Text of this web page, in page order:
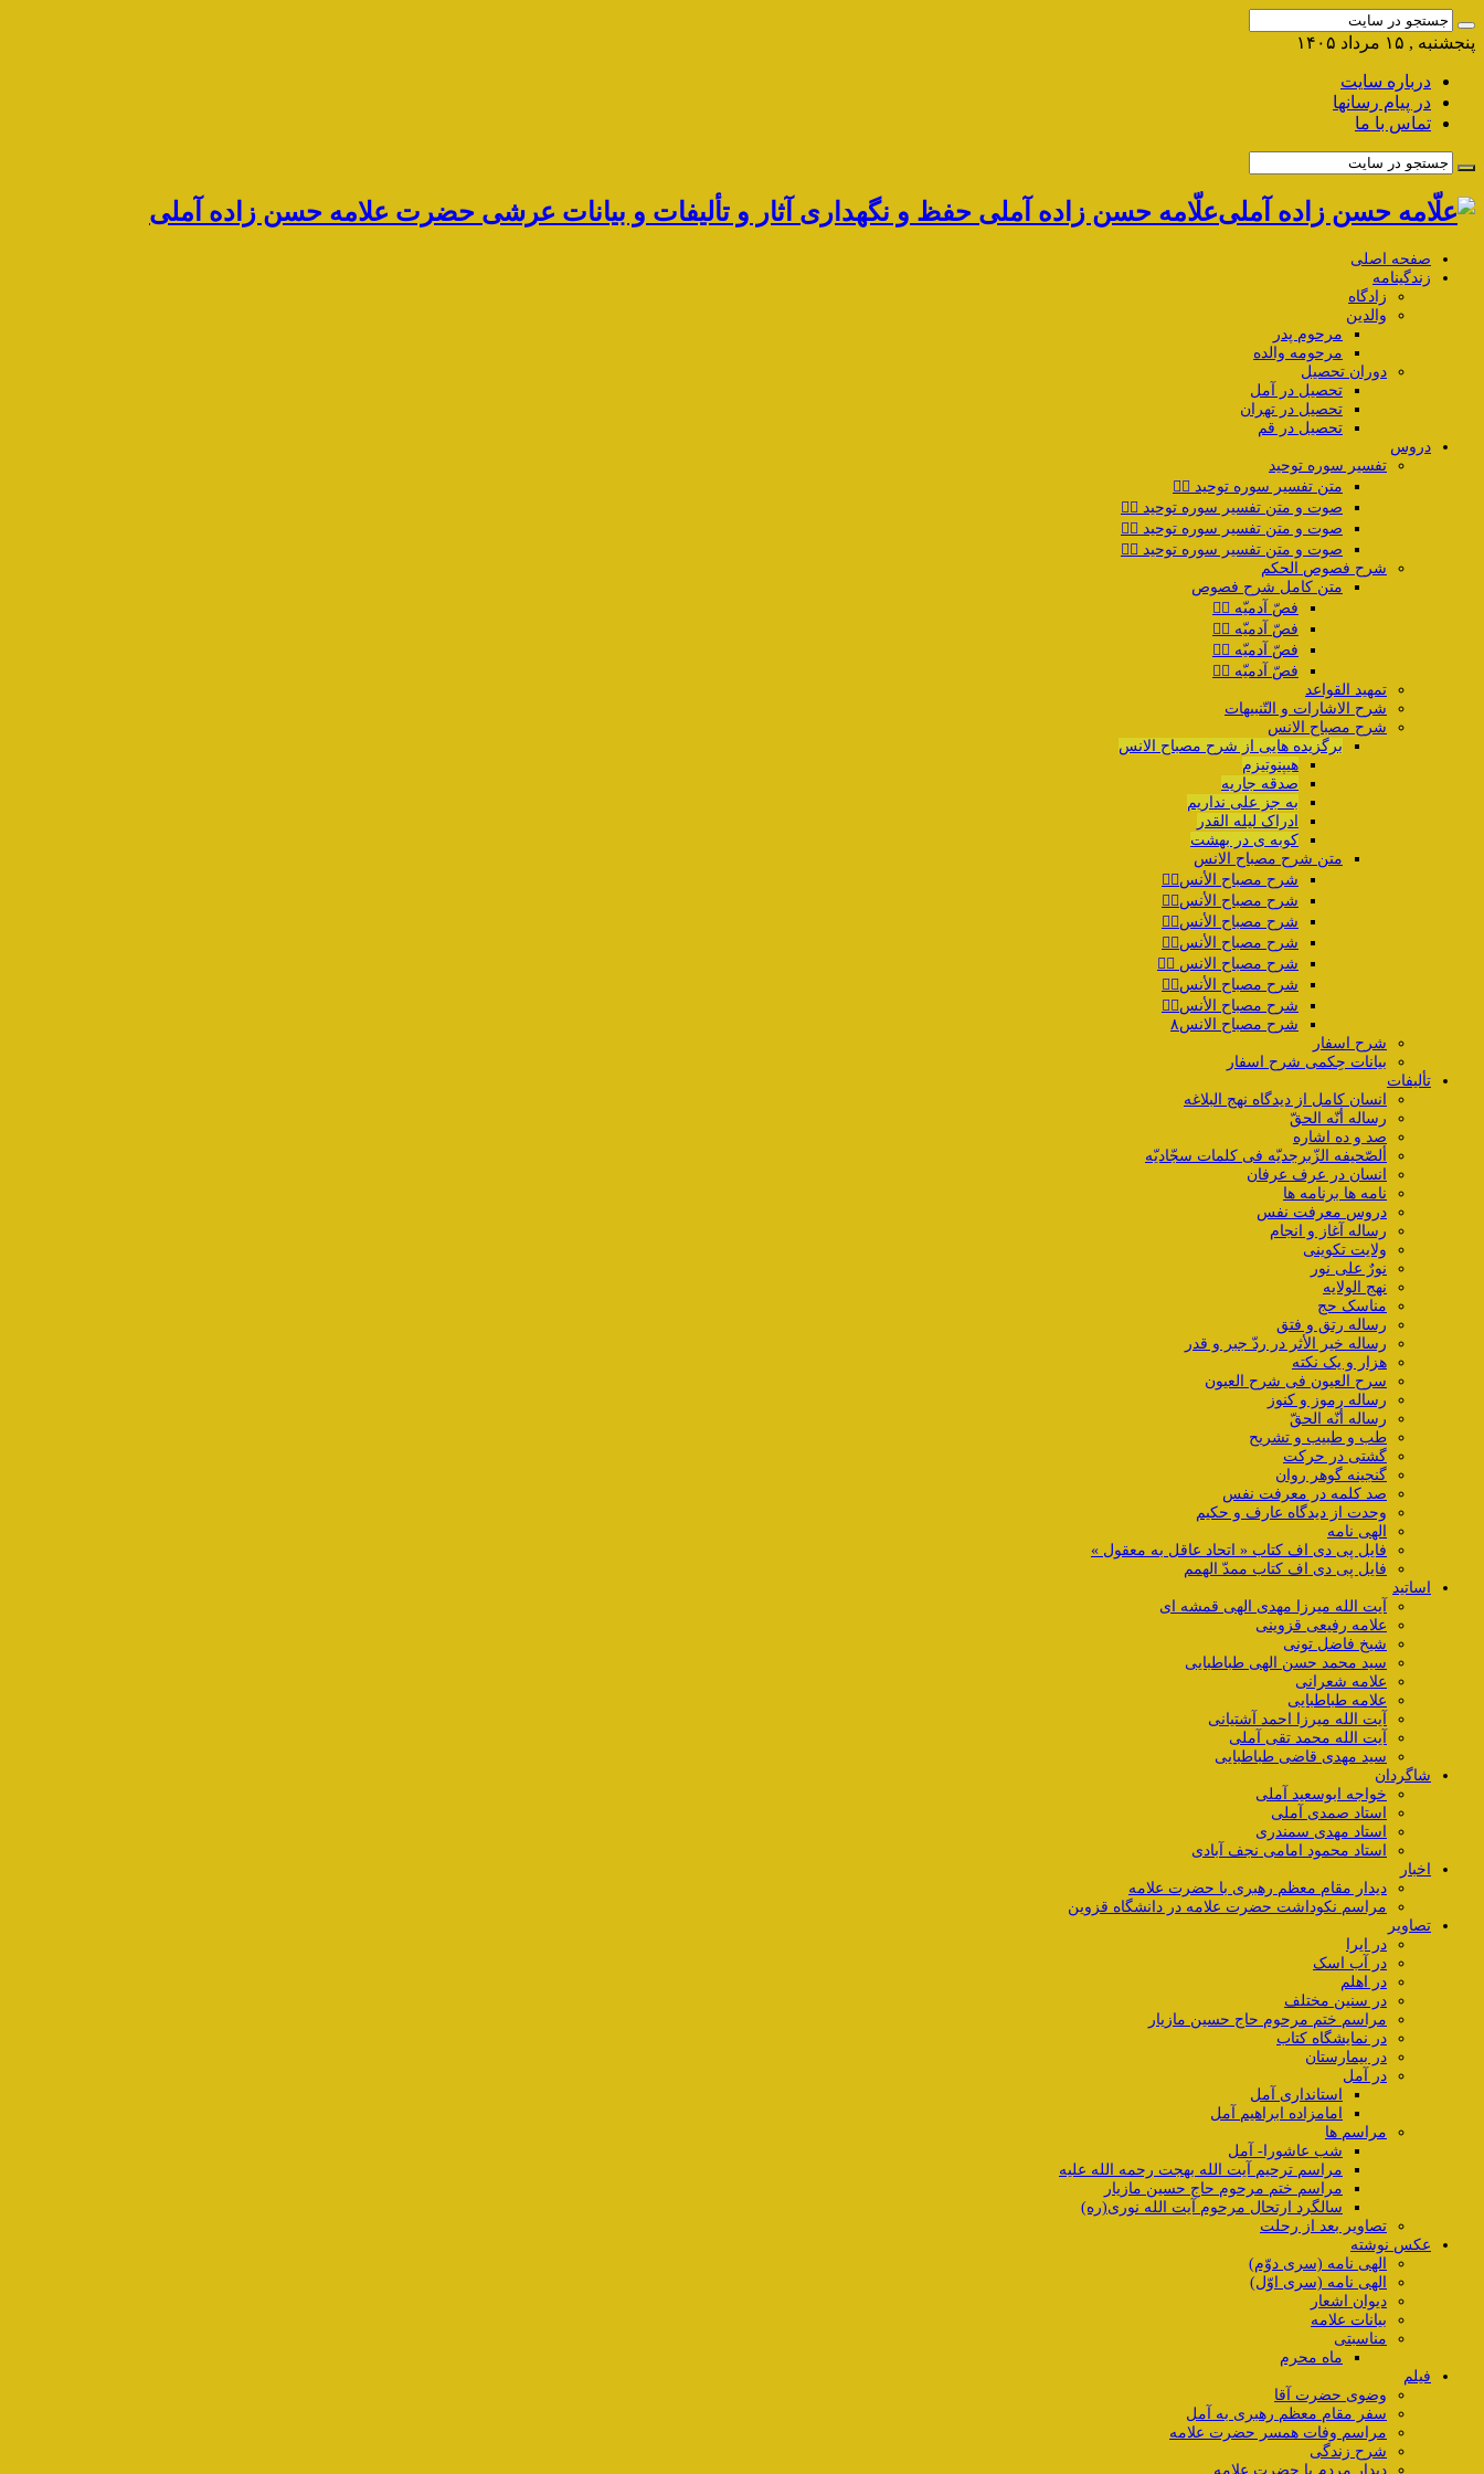
پنجشنبه , ۱۵ مرداد ۱۴۰۵
درباره سایت
در پیام رسانها
تماس با ما
علّامه حسن زاده آملی حفظ و نگهداری آثار و تألیفات و بیانات عرشی حضرت علامه حسن زاده آملی
صفحه اصلی
زندگینامه
زادگاه
والدین
مرحوم پدر
مرحومه والده
دوران تحصیل
تحصیل در آمل
تحصیل در تهران
تحصیل در قم
دروس
تفسیر سوره توحید
متن تفسیر سوره توحید ۱️⃣
صوت و متن تفسیر سوره توحید ۲️⃣
صوت و متن تفسیر سوره توحید ۳️⃣
صوت و متن تفسیر سوره توحید ۴️⃣
شرح فصوص الحکم
متن کامل شرح فصوص
فصّ آدمیّه ۱️⃣
فصّ آدمیّه ۲️⃣
فصّ آدمیّه ۳️⃣
فصّ آدمیّه ۴️⃣
تمهید القواعد
شرح الاشارات و التّنبیهات
شرح مصباح الانس
برگزیده هایی از شرح مصباح الانس
هیپنوتیزم
صدقه جاریه
به جز علی نداریم
ادراک لیله القدر
کوبه ی در بهشت
متن شرح مصباح الانس
شرح مصباح الأنس۱️⃣
شرح مصباح الأنس۲️⃣
شرح مصباح الأنس۳️⃣
شرح مصباح الأنس۴️⃣
شرح مصباح الانس ۵️⃣
شرح مصباح الأنس۶️⃣
شرح مصباح الأنس۷️⃣
شرح مصباح الانس۸
شرح اسفار
بیانات حِکمی شرح اسفار
تألیفات
انسان کامل از دیدگاه نهج البلاغه
رساله أنّه الحقّ
صد و ده اشاره
ألصّحیفه الزّبرجدیّه فی کلمات سجّادیّه
انسان در عرف عرفان
نامه ها برنامه ها
دروس معرفت نفس
رساله آغاز و انجام
ولایت تکوینی
نورٌ علی نور
نهج الولایه
مناسک حج
رساله رتق و فتق
رساله خیر الأثر در ردّ جبر و قدر
هزار و یک نکته
سرح العیون فی شرح العیون
رساله رموز و کنوز
رساله أنّه الحقّ
طب و طبیب و تشریح
گشتی در حرکت
گنجینه گوهر روان
صد کلمه در معرفت نفس
وحدت از دیدگاه عارف و حکیم
الهی نامه
فایل پی دی اف کتاب « اتحاد عاقل به معقول »
فایل پی دی اف کتاب ممدّ الهمم
اساتید
آیت الله میرزا مهدی الهی قمشه ای
علامه رفیعی قزوینی
شیخ فاضل تونی
سید محمد حسن الهی طباطبایی
علامه شعرانی
علامه طباطبایی
آیت الله میرزا احمد آشتیانی
آیت الله محمد تقی آملی
سید مهدی قاضی طباطبایی
شاگردان
خواجه ابوسعید آملی
استاد صمدی آملی
استاد مهدی سمندری
استاد محمود امامی نجف آبادی
اخبار
دیدار مقام معظم رهبری با حضرت علامه
مراسم نکوداشت حضرت علامه در دانشگاه قزوین
تصاویر
در ایرا
در آب اسک
در اهلم
در سنین مختلف
مراسم ختم مرحوم حاج حسین مازیار
در نمایشگاه کتاب
در بیمارستان
در آمل
استانداری آمل
امامزاده ابراهیم آمل
مراسم ها
شب عاشورا- آمل
مراسم ترحیم آیت الله بهجت رحمه الله علیه
مراسم ختم مرحوم حاج حسین مازیار
سالگرد ارتحال مرحوم آیت الله نوری(ره)
تصاویر بعد از رحلت
عکس نوشته
الهی نامه (سری دوّم)
الهی نامه (سری اوّل)
دیوان اشعار
بیانات علامه
مناسبتی
ماه محرم
فیلم
وضوی حضرت آقا
سفر مقام معظم رهبری به آمل
مراسم وفات همسر حضرت علامه
شرح زندگی
دیدار مردم با حضرت علامه